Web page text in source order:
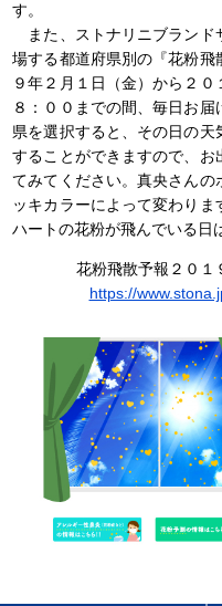
す。
また、ストナリニブランド
場する都道府県別の『花粉飛
９年２月１日（金）から２０
８：００までの間、毎日お
県を選択すると、その日の
することができますので、お
てみてください。真央さんの
ッキカラーによって変わりま
ハートの花粉が飛んでいる日
花粉飛散予報２０
https://